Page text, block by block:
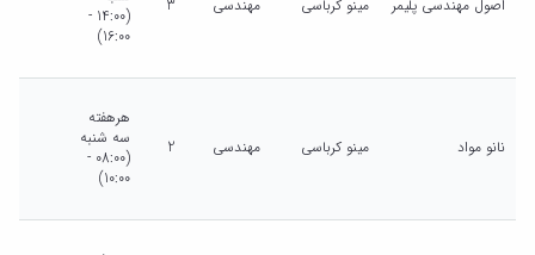
اصول مهندسی پلیمر مینو کرباسی مهندسی 3
(14:00 -
16:00)
نانو مواد مینو کرباسی مهندسی 2
هرهفته
سه شنبه
(08:00 -
10:00)